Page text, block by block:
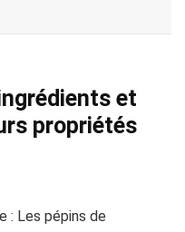
et
propriétés
: Les pépins de